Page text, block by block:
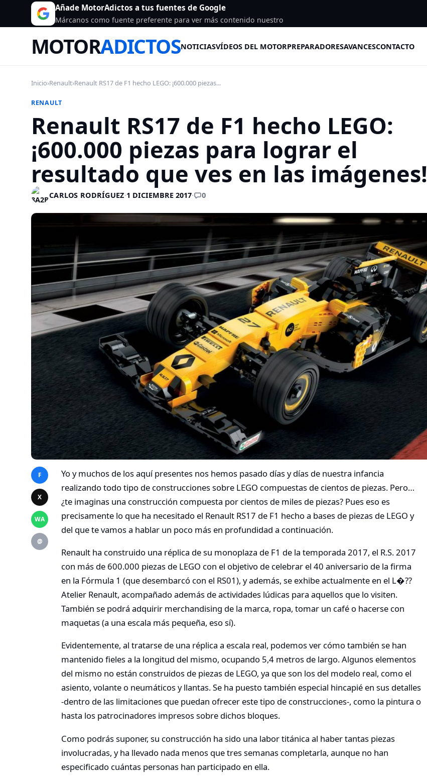
Añade MotorAdictos a tus fuentes de Google
Márcanos como fuente preferente para ver más contenido nuestro
MOTORADICTOSNOTICIASVÍDEOS DEL MOTORPREPARADORESAVANCESCONTACTO
Inicio›Renault›Renault RS17 de F1 hecho LEGO: ¡600.000 piezas...
RENAULT
Renault RS17 de F1 hecho LEGO:
¡600.000 piezas para lograr el
resultado que ves en las imágenes!
CARLOS RODRÍGUEZ·1 DICIEMBRE 2017· 0
F
X
WA
@
Yo y muchos de los aquí presentes nos hemos pasado días y días de nuestra infancia
realizando todo tipo de construcciones sobre LEGO compuestas de cientos de piezas. Pero…
¿te imaginas una construcción compuesta por cientos de miles de piezas? Pues eso es
precisamente lo que ha necesitado el Renault RS17 de F1 hecho a bases de piezas de LEGO y
del que te vamos a hablar un poco más en profundidad a continuación.
Renault ha construido una réplica de su monoplaza de F1 de la temporada 2017, el R.S. 2017
con más de 600.000 piezas de LEGO con el objetivo de celebrar el 40 aniversario de la firma
en la Fórmula 1 (que desembarcó con el RS01), y además, se exhibe actualmente en el L�??
Atelier Renault, acompañado además de actividades lúdicas para aquellos que lo visiten.
También se podrá adquirir merchandising de la marca, ropa, tomar un café o hacerse con
maquetas (a una escala más pequeña, eso sí).
Evidentemente, al tratarse de una réplica a escala real, podemos ver cómo también se han
mantenido fieles a la longitud del mismo, ocupando 5,4 metros de largo. Algunos elementos
del mismo no están construidos de piezas de LEGO, ya que son los del modelo real, como el
asiento, volante o neumáticos y llantas. Se ha puesto también especial hincapié en sus detalles
-dentro de las limitaciones que puedan ofrecer este tipo de construcciones-, como la pintura o
hasta los patrocinadores impresos sobre dichos bloques.
Como podrás suponer, su construcción ha sido una labor titánica al haber tantas piezas
involucradas, y ha llevado nada menos que tres semanas completarla, aunque no han
especificado cuántas personas han participado en ella.